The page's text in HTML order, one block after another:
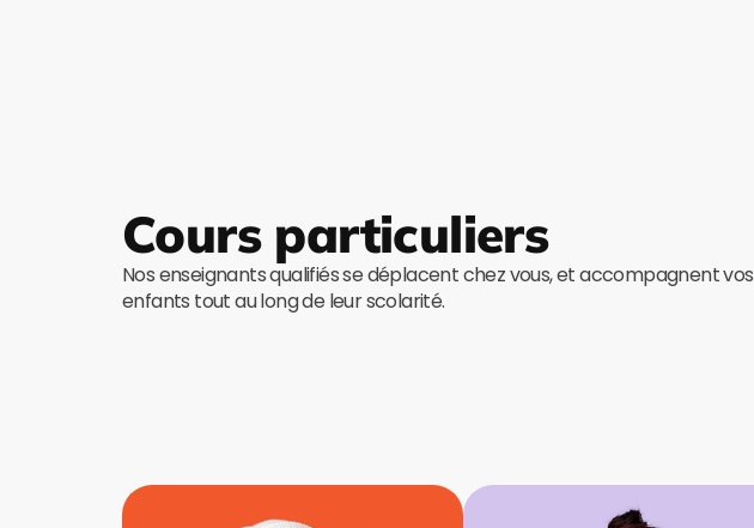
Cours particuliers
Nos enseignants qualifiés se déplacent chez vous, et accompagnent vos
enfants tout au long de leur scolarité.